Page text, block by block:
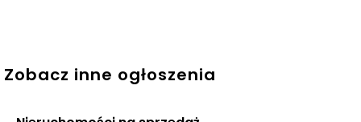
Zobacz inne ogłoszenia